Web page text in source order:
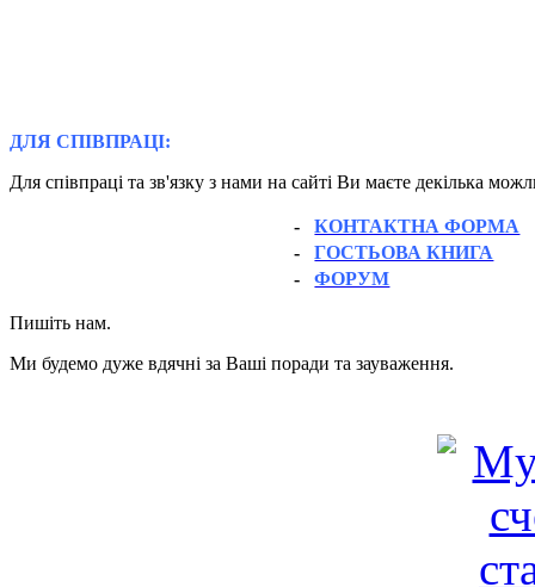
ДЛЯ СПІВПРАЦІ:
Для співпраці та зв'язку з нами на сайті Ви маєте декілька
-
КОНТАКТНА ФОРМА
-
ГОСТЬОВА КНИГА
-
ФОРУМ
Пишіть нам.
Ми будемо дуже вдячні за Ваші поради та зауваження.